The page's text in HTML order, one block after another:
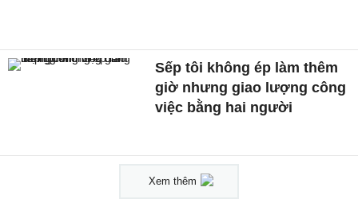
Sếp tôi không ép làm thêm
giờ nhưng giao lượng công
việc bằng hai người
Xem thêm